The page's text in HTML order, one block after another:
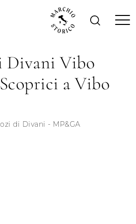
Divani Vibo
a Vibo
di Divani - MP&GA